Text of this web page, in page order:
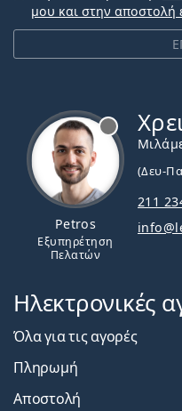
μου και στην αποστολή
Petros
Εξυπηρέτηση
Πελατών
(Δευ-
211
Ηλεκτρονικές
Όλα για τις αγορές
Πληρωμή
Αποστολή